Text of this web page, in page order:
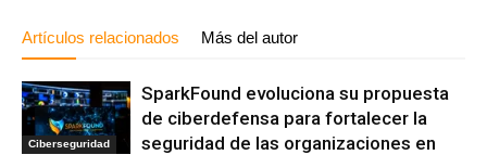
Artículos relacionados Más del autor
Ciberseguridad
SparkFound evoluciona su propuesta
de ciberdefensa para fortalecer la
seguridad de las organizaciones en